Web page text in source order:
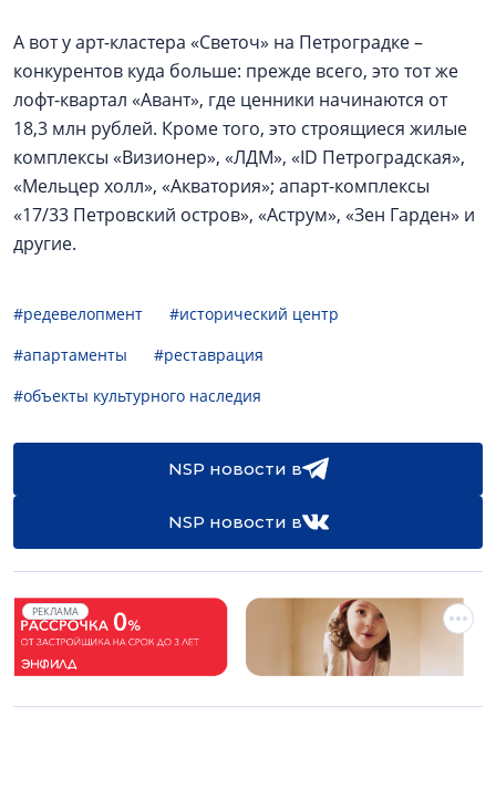
А вот у арт-кластера «Светоч» на Петроградке –
конкурентов куда больше: прежде всего, это тот же
лофт-квартал «Авант», где ценники начинаются от
18,3 млн рублей. Кроме того, это строящиеся жилые
комплексы «Визионер», «ЛДМ», «ID Петроградская»,
«Мельцер холл», «Акватория»; апарт-комплексы
«17/33 Петровский остров», «Аструм», «Зен Гарден» и
другие.
#редевелопмент
#исторический центр
#апартаменты
#реставрация
#объекты культурного наследия
NSP новости в
NSP новости в
РЕКЛАМА